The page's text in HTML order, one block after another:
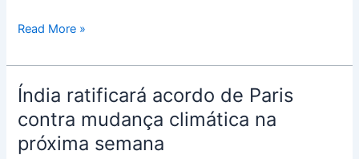
Read More »
Índia ratificará acordo de Paris
contra mudança climática na
próxima semana
Índia
ratificará
acordo
de